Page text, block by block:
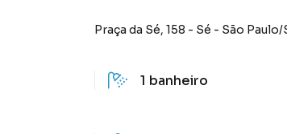
Praça da Sé, 158 - Sé - São Paulo/
1 banheiro